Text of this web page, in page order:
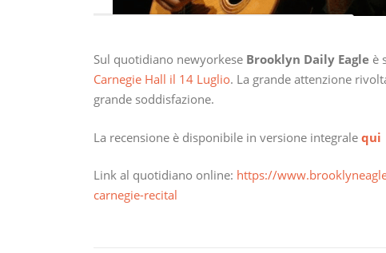
Sul quotidiano newyorkese Brooklyn Daily Eagle è
Carnegie Hall il 14 Luglio. La grande attenzione
grande soddisfazione.
La recensione è disponibile in versione integrale qui
Link al quotidiano online: https://
carnegie-recital